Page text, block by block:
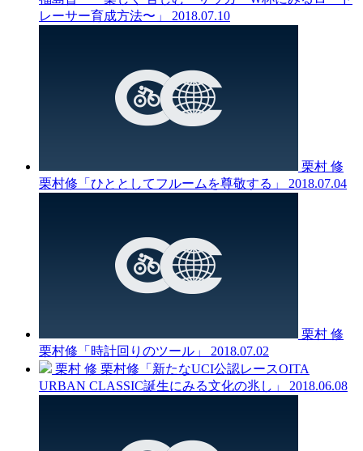
レーサー育成方法〜」
2018.07.10
栗村 修
栗村修「ひととしてフルームを尊敬する」
2018.07.04
栗村 修
栗村修「時計回りのツール」
2018.07.02
栗村 修 栗村修「新たなUCI公認レースOITA
URBAN CLASSIC誕生にみる文化の兆し」
2018.06.08